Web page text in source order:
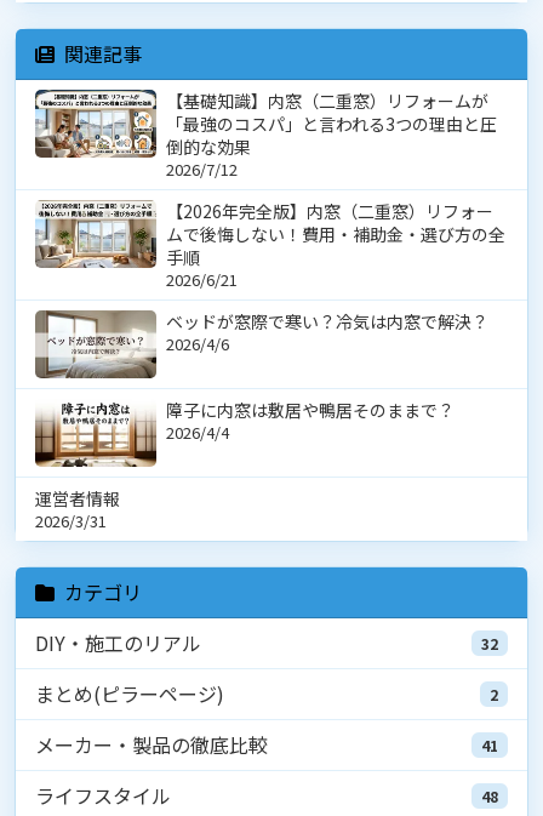
関連記事
【基礎知識】内窓（二重窓）リフォームが
「最強のコスパ」と言われる3つの理由と圧
倒的な効果
2026/7/12
【2026年完全版】内窓（二重窓）リフォー
ムで後悔しない！費用・補助金・選び方の全
手順
2026/6/21
ベッドが窓際で寒い？冷気は内窓で解決？
2026/4/6
障子に内窓は敷居や鴨居そのままで？
2026/4/4
運営者情報
2026/3/31
カテゴリ
DIY・施工のリアル
32
まとめ(ピラーページ) 2
メーカー・製品の徹底比較 41
ライフスタイル 48